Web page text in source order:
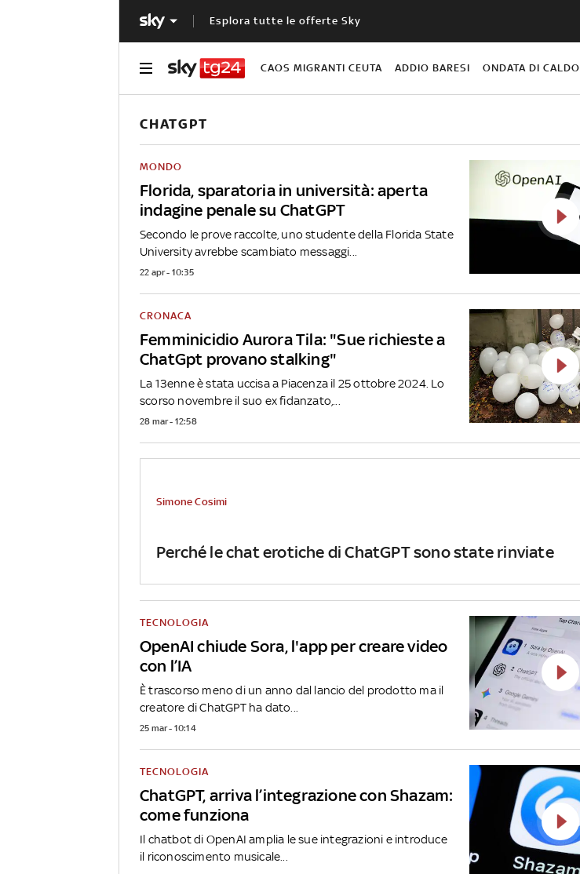
Esplora tutte le offerte Sky
CAOS MIGRANTI CEUTA ADDIO BARESI ONDATA DI CALDO
CHATGPT
Florida, sparatoria in università: aperta
indagine penale su ChatGPT
MONDO
Secondo le prove raccolte, uno studente della Florida State
University avrebbe scambiato messaggi...
22 apr - 10:35
Femminicidio Aurora Tila: "Sue richieste a
ChatGpt provano stalking"
CRONACA
La 13enne è stata uccisa a Piacenza il 25 ottobre 2024. Lo
scorso novembre il suo ex fidanzato,...
28 mar - 12:58
Perché le chat erotiche di ChatGPT sono state rinviate
Simone Cosimi
OpenAI chiude Sora, l'app per creare video
con l’IA
TECNOLOGIA
È trascorso meno di un anno dal lancio del prodotto ma il
creatore di ChatGPT ha dato...
25 mar - 10:14
ChatGPT, arriva l’integrazione con Shazam:
come funziona
TECNOLOGIA
Il chatbot di OpenAI amplia le sue integrazioni e introduce
il riconoscimento musicale...